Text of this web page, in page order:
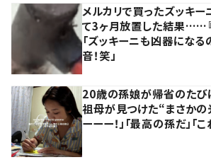
メルカリで買ったズッキ
て3ヶ月放置した結果……
「ズッキーニも凶器になる
音！笑」
20歳の孫娘が帰省のたび
祖母が見つけた“まさか
ーーー！」「最高の孫だ」「